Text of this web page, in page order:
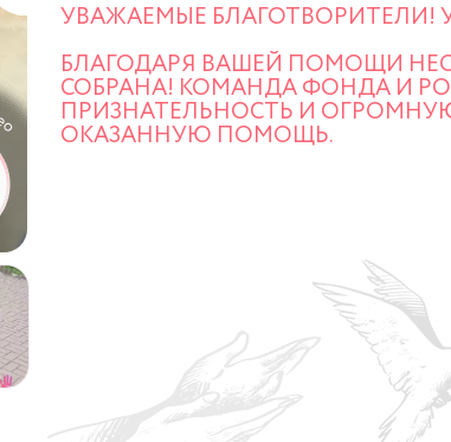
УВАЖАЕМЫЕ БЛАГОТВОРИТЕЛИ!
БЛАГОДАРЯ ВАШЕЙ ПОМОЩИ
СОБРАНА! КОМАНДА ФОНДА И
ПРИЗНАТЕЛЬНОСТЬ И
ОКАЗАННУЮ ПОМОЩЬ.